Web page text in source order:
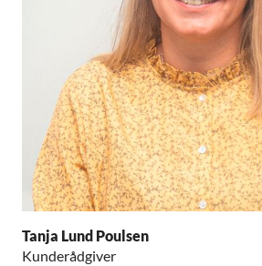
Tanja Lund Poulsen
Kunderådgiver